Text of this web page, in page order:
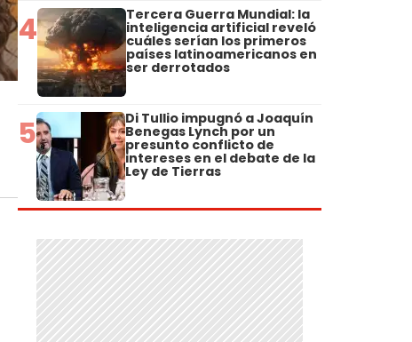
4 Tercera Guerra Mundial: la
inteligencia artificial reveló
cuáles serían los primeros
países latinoamericanos en
ser derrotados
5 Di Tullio impugnó a Joaquín
Benegas Lynch por un
presunto conflicto de
intereses en el debate de la
Ley de Tierras